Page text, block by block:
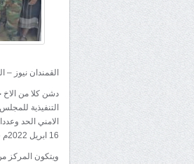
القمندان نيوز –
دشن كلا من
التنفيذية
الامني الحد
16 ابريل 2022م في منطقة الفيض بحضور ادارة ومستثمري المول وتوافد جماهير كبير اثناء التسوق وقص شريط الافتتاح